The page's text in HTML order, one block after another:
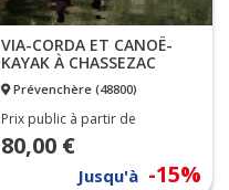
VIA-CORDA ET CANOË-
KAYAK À CHASSEZAC
Prévenchère (48800)
Prix public à partir de
80,00 €
Jusqu'à -15%